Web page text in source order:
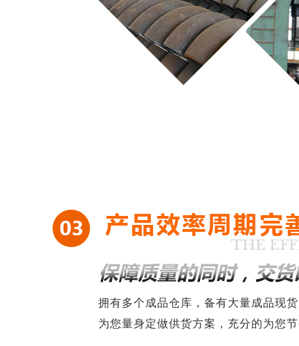
拥有多个成品仓库，备有大量成品现
为您量身定做供货方案，充分的为您节